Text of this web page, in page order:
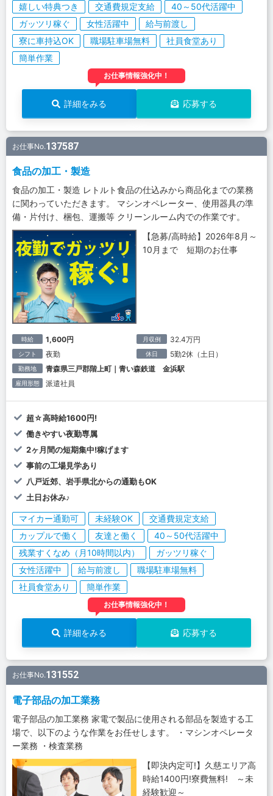
嬉しい特典つき 交通費規定支給
40～50代活躍中
ガッツリ稼ぐ
女性活躍中
給与前渡し
寮に車持込OK
職場駐車場無料
社員食堂あり
簡単作業
お仕事情報強化中！
詳細をみる 応募する
お仕事No.137587
食品の加工・製造
食品の加工・製造 レトルト食品の仕込みから商品化までの業務
に関わっていただきます。 マシンオペレーター、使用器具の準
備・片付け、梱包、運搬等 クリーンルーム内での作業です。
【急募/高時給】2026年8月～
10月まで 短期のお仕事
時給 1,600円 月収例 32.4万円
シフト 夜勤 休日 5勤2休（土日）
勤務地 青森県三戸郡階上町｜青い森鉄道 金浜駅
雇用形態 派遣社員
超☆高時給1600円!
働きやすい夜勤専属
2ヶ月間の短期集中!稼げます
事前の工場見学あり
八戸近郊、岩手県北からの通勤もOK
土日お休み♪
マイカー通勤可 未経験OK
交通費規定支給
カップルで働く
友達と働く
40～50代活躍中
残業すくなめ（月10時間以内）
ガッツリ稼ぐ
女性活躍中
給与前渡し
職場駐車場無料
社員食堂あり
簡単作業
お仕事情報強化中！
詳細をみる 応募する
お仕事No.131552
電子部品の加工業務
電子部品の加工業務 家電で製品に使用される部品を製造する工
場で、以下のような作業をお任せします。 ・マシンオペレータ
ー業務 ・検査業務
【即決内定可!】久慈エリア高
時給1400円!寮費無料! ～未
経験歓迎～